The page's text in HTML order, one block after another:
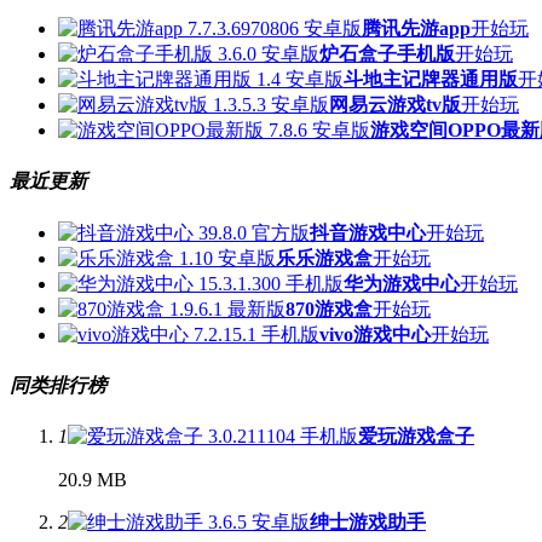
腾讯先游app开始玩
炉石盒子手机版开始玩
斗地主记牌器通用版开
网易云游戏tv版开始玩
游戏空间OPPO最
最近更新
抖音游戏中心开始玩
乐乐游戏盒开始玩
华为游戏中心开始玩
870游戏盒开始玩
vivo游戏中心开始玩
同类排行榜
1 爱玩游戏盒子
20.9 MB
2 绅士游戏助手